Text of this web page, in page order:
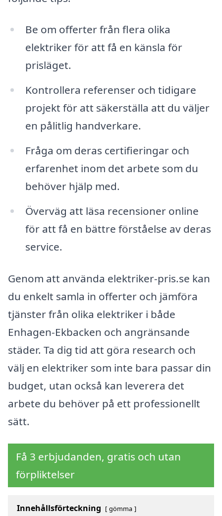
Be om offerter från flera olika
elektriker för att få en känsla för
prisläget.
Kontrollera referenser och tidigare
projekt för att säkerställa att du väljer
en pålitlig handverkare.
Fråga om deras certifieringar och
erfarenhet inom det arbete som du
behöver hjälp med.
Överväg att läsa recensioner online
för att få en bättre förståelse av deras
service.
Genom att använda elektriker-pris.se kan
du enkelt samla in offerter och jämföra
tjänster från olika elektriker i både
Enhagen-Ekbacken och angränsande
städer. Ta dig tid att göra research och
välj en elektriker som inte bara passar din
budget, utan också kan leverera det
arbete du behöver på ett professionellt
sätt.
Få 3 erbjudanden, gratis och utan
förpliktelser
Innehållsförteckning gömma